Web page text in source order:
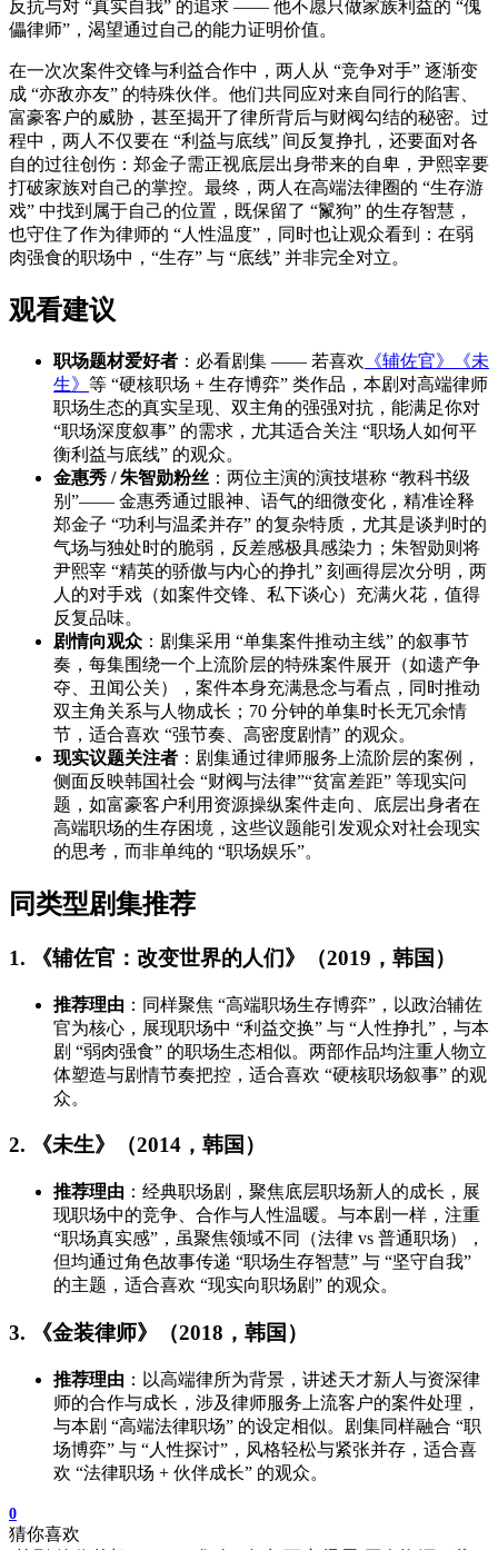
反抗与对 “真实自我” 的追求 —— 他不愿只做家族利益的 “傀
儡律师”，渴望通过自己的能力证明价值。
在一次次案件交锋与利益合作中，两人从 “竞争对手” 逐渐变
成 “亦敌亦友” 的特殊伙伴。他们共同应对来自同行的陷害、
富豪客户的威胁，甚至揭开了律所背后与财阀勾结的秘密。过
程中，两人不仅要在 “利益与底线” 间反复挣扎，还要面对各
自的过往创伤：郑金子需正视底层出身带来的自卑，尹熙宰要
打破家族对自己的掌控。最终，两人在高端法律圈的 “生存游
戏” 中找到属于自己的位置，既保留了 “鬣狗” 的生存智慧，
也守住了作为律师的 “人性温度”，同时也让观众看到：在弱
肉强食的职场中，“生存” 与 “底线” 并非完全对立。
观看建议
职场题材爱好者 ：必看剧集 —— 若喜欢 《辅佐官》
《未
生》 等 “硬核职场 + 生存博弈” 类作品，本剧对高端律师
职场生态的真实呈现、双主角的强强对抗，能满足你对
“职场深度叙事” 的需求，尤其适合关注 “职场人如何平
衡利益与底线” 的观众。
金惠秀 / 朱智勋粉丝 ：两位主演的演技堪称 “教科书级
别”—— 金惠秀通过眼神、语气的细微变化，精准诠释
郑金子 “功利与温柔并存” 的复杂特质，尤其是谈判时的
气场与独处时的脆弱，反差感极具感染力；朱智勋则将
尹熙宰 “精英的骄傲与内心的挣扎” 刻画得层次分明，两
人的对手戏（如案件交锋、私下谈心）充满火花，值得
反复品味。
剧情向观众 ：剧集采用 “单集案件推动主线” 的叙事节
奏，每集围绕一个上流阶层的特殊案件展开（如遗产争
夺、丑闻公关），案件本身充满悬念与看点，同时推动
双主角关系与人物成长；70 分钟的单集时长无冗余情
节，适合喜欢 “强节奏、高密度剧情” 的观众。
现实议题关注者 ：剧集通过律师服务上流阶层的案例，
侧面反映韩国社会 “财阀与法律”“贫富差距” 等现实问
题，如富豪客户利用资源操纵案件走向、底层出身者在
高端职场的生存困境，这些议题能引发观众对社会现实
的思考，而非单纯的 “职场娱乐”。
同类型剧集推荐
1. 《辅佐官：改变世界的人们》（2019，韩国）
推荐理由 ：同样聚焦 “高端职场生存博弈”，以政治辅佐
官为核心，展现职场中 “利益交换” 与 “人性挣扎”，与本
剧 “弱肉强食” 的职场生态相似。两部作品均注重人物立
体塑造与剧情节奏把控，适合喜欢 “硬核职场叙事” 的观
众。
2. 《未生》（2014，韩国）
推荐理由 ：经典职场剧，聚焦底层职场新人的成长，展
现职场中的竞争、合作与人性温暖。与本剧一样，注重
“职场真实感”，虽聚焦领域不同（法律 vs 普通职场），
但均通过角色故事传递 “职场生存智慧” 与 “坚守自我”
的主题，适合喜欢 “现实向职场剧” 的观众。
3. 《金装律师》（2018，韩国）
推荐理由 ：以高端律所为背景，讲述天才新人与资深律
师的合作与成长，涉及律师服务上流客户的案件处理，
与本剧 “高端法律职场” 的设定相似。剧集同样融合 “职
场博弈” 与 “人性探讨”，风格轻松与紧张并存，适合喜
欢 “法律职场 + 伙伴成长” 的观众。
0
猜你喜欢